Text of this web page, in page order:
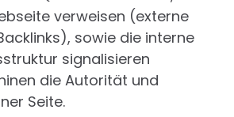
verweisen (externe
sowie die interne
signalisieren
die Autorität und
Seite.